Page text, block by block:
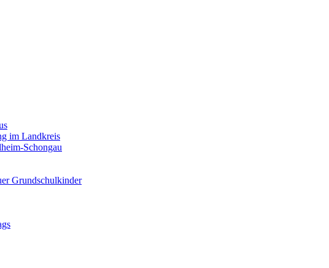
im Landkreis
Schongau
Grundschulkinder